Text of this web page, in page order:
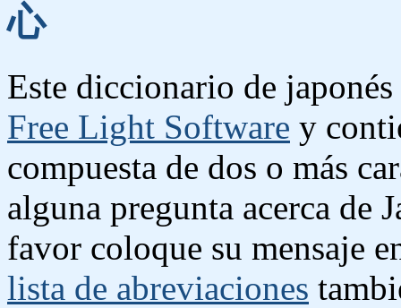
心
Este diccionario de
Free Light Software y
compuesta de dos o más
alguna pregunta acerca de
favor coloque su mensaje
lista de abreviaciones